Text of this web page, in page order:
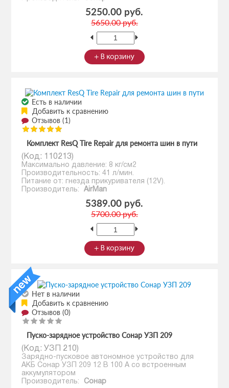
5250.00 руб.
5650.00 руб.
Есть в наличии
Добавить к сравнению
Отзывов (1)
Комплект ResQ Tire Repair для ремонта шин в пути
(Код: 110213)
Максимально давление: 8 кг/см2
Производительность: 41 л/мин.
Питание от: гнезда прикуривателя (12V).
Производитель:
AirMan
5389.00 руб.
5700.00 руб.
Нет в наличии
Добавить к сравнению
Отзывов (0)
Пуско-зарядное устройство Сонар УЗП 209
(Код: УЗП 210)
Зарядно-пусковое автономное устройство для
АКБ Сонар УЗП 209 12 В 100 А со встроенным
аккумулятором
Производитель:
Сонар